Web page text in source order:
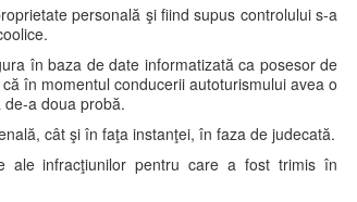
personală şi fiind supus controlului s-a
în baza de date informatizată ca posesor de
în momentul conducerii autoturismului avea o
a doua probă.
cât şi în faţa instanţei, în faza de judecată.
ale infracţiunilor pentru care a fost trimis în